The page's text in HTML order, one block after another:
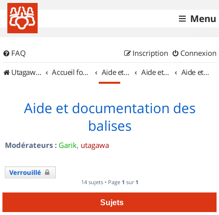
Menu
FAQ Connexion
Inscription
UtagawaVTT (Randos VTT et VTTAE avec traces GPS)
Accueil forum Aide et documentation Aide et documentation Aide et documentation des balises
Aide et documentation des
balises
Modérateurs : Garik, utagawa
Verrouillé
14 sujets • Page 1 sur 1
Sujets